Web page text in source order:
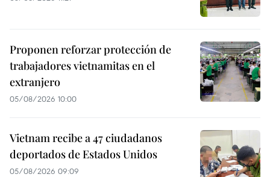
Proponen reforzar protección de
trabajadores vietnamitas en el
extranjero
05/08/2026 10:00
Vietnam recibe a 47 ciudadanos
deportados de Estados Unidos
05/08/2026 09:09